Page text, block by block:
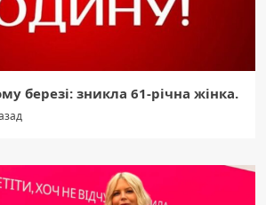
березі: зникла 61-річна жінка.